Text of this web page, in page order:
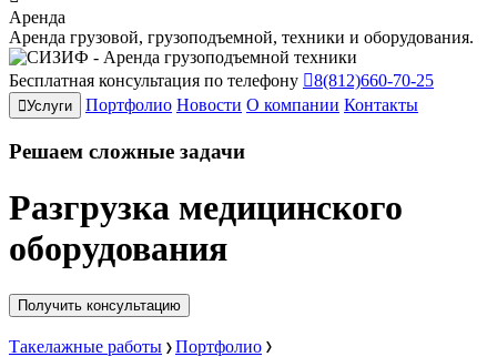
Аренда
Аренда грузовой, грузоподъемной, техники и оборудования.
Бесплатная консультация по телефону 8(812)660-70-25
Услуги Портфолио Новости О компании Контакты
Решаем сложные задачи
Разгрузка медицинского
оборудования
Получить консультацию
Такелажные работы
Портфолио